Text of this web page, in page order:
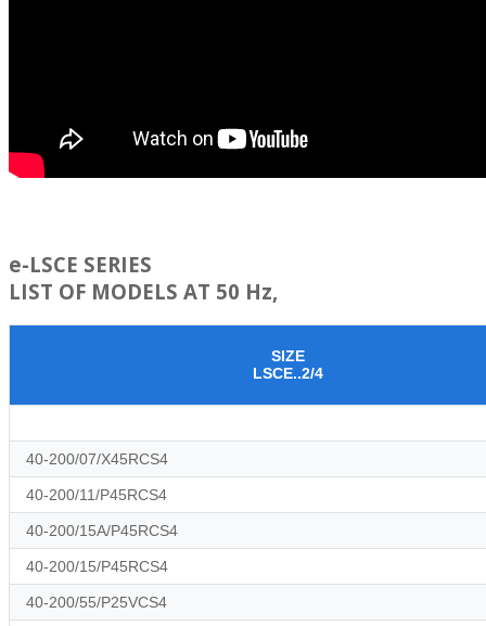
e-LSCE SERIES
LIST OF MODELS AT 50 Hz,
SIZE
LSCE..2/4
40-200/07/X45RCS4
40-200/11/P45RCS4
40-200/15A/P45RCS4
40-200/15/P45RCS4
40-200/55/P25VCS4